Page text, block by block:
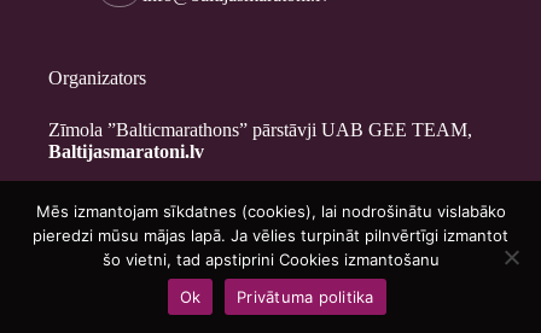
Organizators
Zīmola ”Balticmarathons” pārstāvji UAB GEE TEAM,
Baltijasmaratoni.lv
Kontakti
Par mums
Brīvprātīgajiem
Privātuma politika
Copyright © 2026 - Baltijasmaratoni.lv
Mēs izmantojam sīkdatnes (cookies), lai nodrošinātu vislabāko
pieredzi mūsu mājas lapā. Ja vēlies turpināt pilnvērtīgi izmantot
šo vietni, tad apstiprini Cookies izmantošanu
Ok
Privātuma politika